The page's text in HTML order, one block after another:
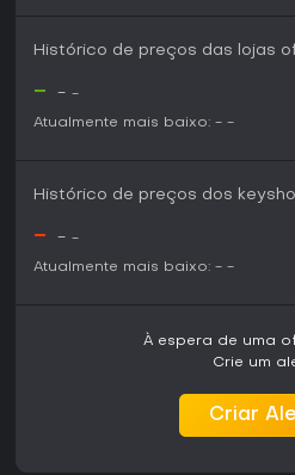
Histórico de preços das lojas
- - -
Atualmente mais baixo: - -
Histórico de preços dos
- - -
Atualmente mais baixo: - -
À espera de uma
Crie um
Criar